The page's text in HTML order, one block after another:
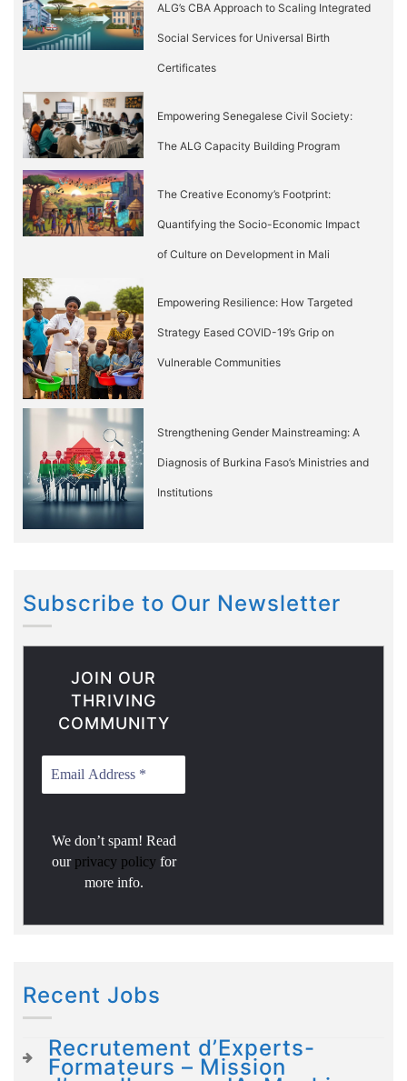
ALG’s CBA Approach to Scaling Integrated
Social Services for Universal Birth
Certificates
Empowering Senegalese Civil Society:
The ALG Capacity Building Program
The Creative Economy’s Footprint:
Quantifying the Socio-Economic Impact
of Culture on Development in Mali
Empowering Resilience: How Targeted
Strategy Eased COVID-19’s Grip on
Vulnerable Communities
Strengthening Gender Mainstreaming: A
Diagnosis of Burkina Faso’s Ministries and
Institutions
Subscribe to Our Newsletter
JOIN OUR
THRIVING
COMMUNITY
We don’t spam! Read
our privacy policy for
more info.
Recent Jobs
Recrutement d’Experts-
Formateurs – Mission